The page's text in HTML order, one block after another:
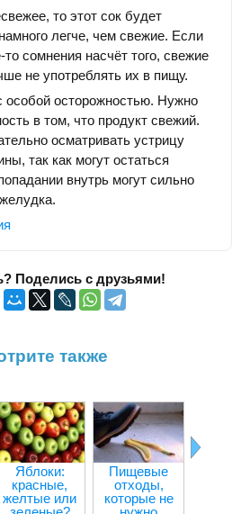
то этот сок будет
легче, чем свежие. Если
то сомнения насчёт того, свежие
не употреблять их в пищу.
особой осторожностью. Нужно
в том, что продукт свежий.
осматривать устрицу
так как могут остаться
внутрь могут сильно
Поделись с друзьями!
также
Яблоки:
красные,
желтые или
Пищевые
отходы,
которые не